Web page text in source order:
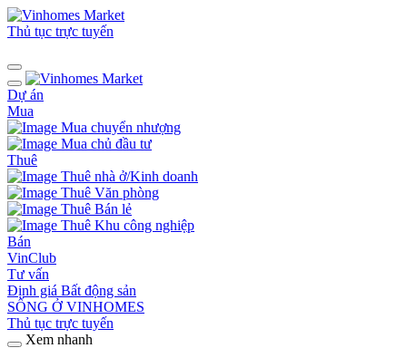
Thủ tục trực tuyến
Dự án
Mua
Mua chuyển nhượng
Mua chủ đầu tư
Thuê
Thuê nhà ở/Kinh doanh
Thuê Văn phòng
Thuê Bán lẻ
Thuê Khu công nghiệp
Bán
VinClub
Tư vấn
Định giá Bất động sản
SỐNG Ở VINHOMES
Thủ tục trực tuyến
Xem nhanh